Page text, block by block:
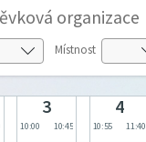
organizace
Místnost
3
10:00 10:45
4
10:55 11:40